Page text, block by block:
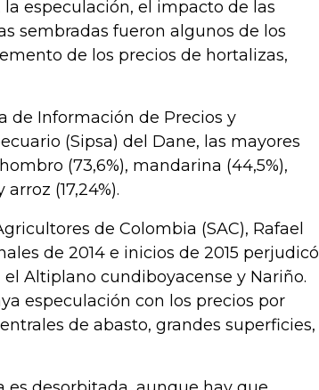
especulación, el impacto de las
sembradas fueron algunos de los
de los precios de hortalizas,
de Información de Precios y
(Sipsa) del Dane, las mayores
(73,6%), mandarina (44,5%),
(17,24%).
de Colombia (SAC), Rafael
de 2014 e inicios de 2015 perjudicó
Altiplano cundiboyacense y Nariño.
especulación con los precios por
de abasto, grandes superficies,